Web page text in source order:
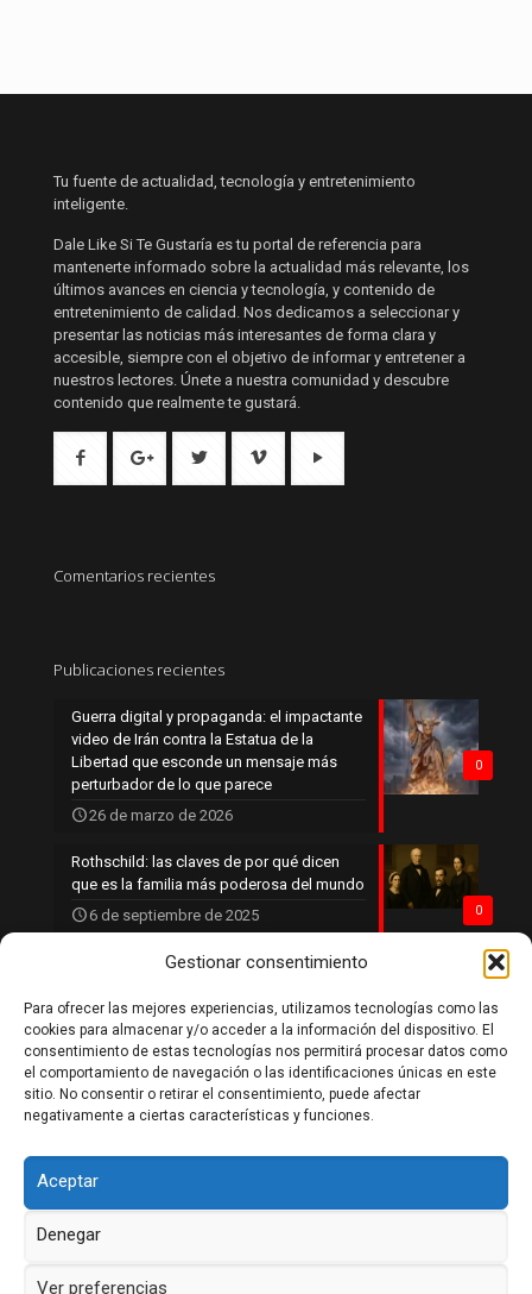
Gestionar consentimiento
Para ofrecer las mejores experiencias, utilizamos tecnologías como las
cookies para almacenar y/o acceder a la información del dispositivo. El
consentimiento de estas tecnologías nos permitirá procesar datos como
el comportamiento de navegación o las identificaciones únicas en este
sitio. No consentir o retirar el consentimiento, puede afectar
negativamente a ciertas características y funciones.
Aceptar
Denegar
Ver preferencias
Tu fuente de actualidad, tecnología y entretenimiento
inteligente.
Dale Like Si Te Gustaría es tu portal de referencia para
mantenerte informado sobre la actualidad más relevante, los
últimos avances en ciencia y tecnología, y contenido de
entretenimiento de calidad. Nos dedicamos a seleccionar y
presentar las noticias más interesantes de forma clara y
accesible, siempre con el objetivo de informar y entretener a
nuestros lectores. Únete a nuestra comunidad y descubre
contenido que realmente te gustará.
Comentarios recientes
Publicaciones recientes
0
Guerra digital y propaganda: el impactante
video de Irán contra la Estatua de la
Libertad que esconde un mensaje más
perturbador de lo que parece
26 de marzo de 2026
0
Rothschild: las claves de por qué dicen
que es la familia más poderosa del mundo
6 de septiembre de 2025
Política de privacidad
Política de cookies
Aviso legal
Contacto